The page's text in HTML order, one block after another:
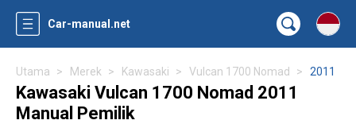
Car-manual.net
Utama Merek Kawasaki Vulcan 1700 Nomad 2011
Kawasaki Vulcan 1700 Nomad 2011
Manual Pemilik